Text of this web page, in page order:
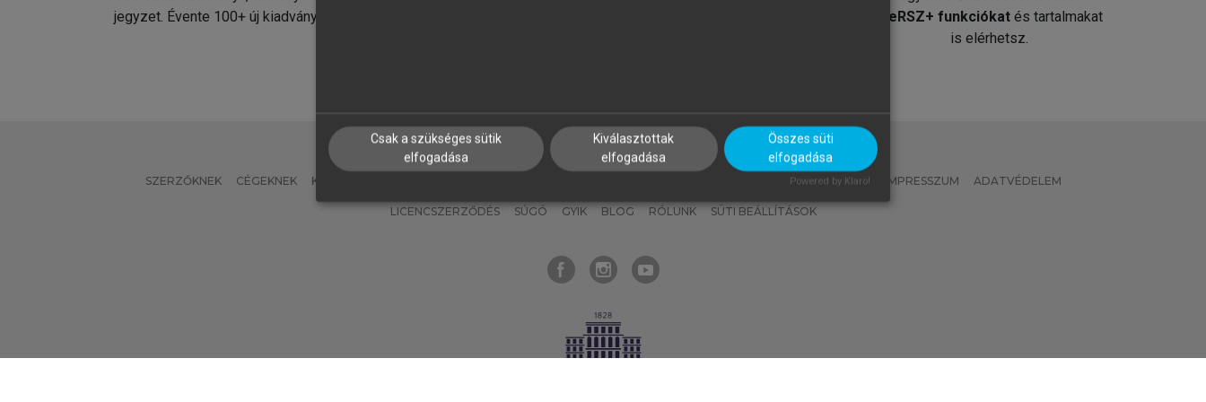
jegyzet. Évente 100+ új kiadvány.
MeRSZ+ funkciókat és tartalmakat
is elérhetsz.
SZERZŐKNEK CÉGEKNEK KÖNYVTÁROSOKNAK MI – ÁLTALÁNOS IRÁNYELVEK IMPRESSZUM ADATVÉDELEM
LICENCSZERZŐDÉS SÚGÓ GYIK BLOG RÓLUNK SÜTI BEÁLLÍTÁSOK
Csak a szükséges sütik
elfogadása
Kiválasztottak
elfogadása
Összes süti
elfogadása
Powered by Klaro!